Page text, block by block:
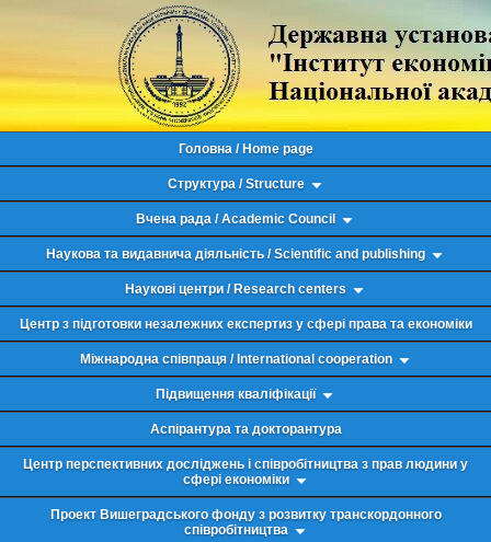
Головна / Home page
Структура / Structure
Вчена рада / Academic Council
Наукова та видавнича діяльність / Scientific and publishing
Наукові центри / Research centers
Центр з підготовки незалежних експертиз у сфері права та економіки
Міжнародна співпраця / International cooperation
Підвищення кваліфікації
Аспірантура та докторантура
Центр перспективних досліджень і співробітництва з прав людини у
сфері економіки
Проект Вишеградського фонду з розвитку транскордонного
співробітництва